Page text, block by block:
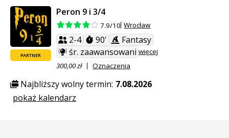
PARTNER
Peron 9 i 3/4
7.9/10 Wrocław
2-4 90'
Fantasy
śr. zaawansowani więcej
300,00 zł
Oznaczenia
Najbliższy wolny termin: 7.08.2026
pokaż kalendarz